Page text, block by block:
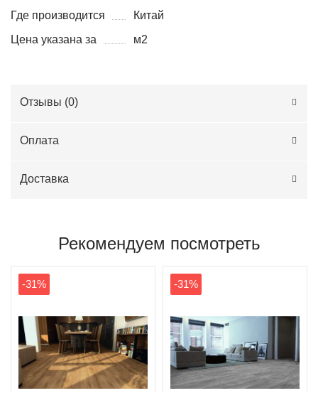
Где производится
Китай
Цена указана за
м2
Отзывы (0)
Оплата
Доставка
Рекомендуем посмотреть
-31% -31%